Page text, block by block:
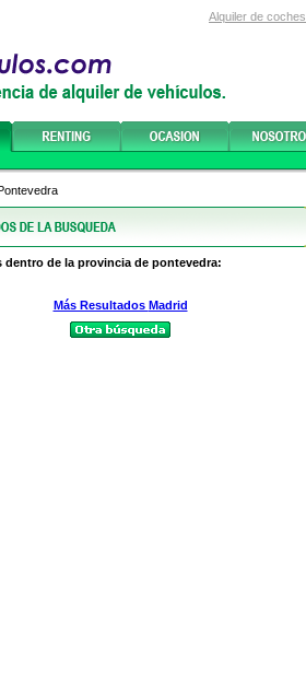
Alquiler de coches
dentro de la provincia de pontevedra:
Más Resultados Madrid